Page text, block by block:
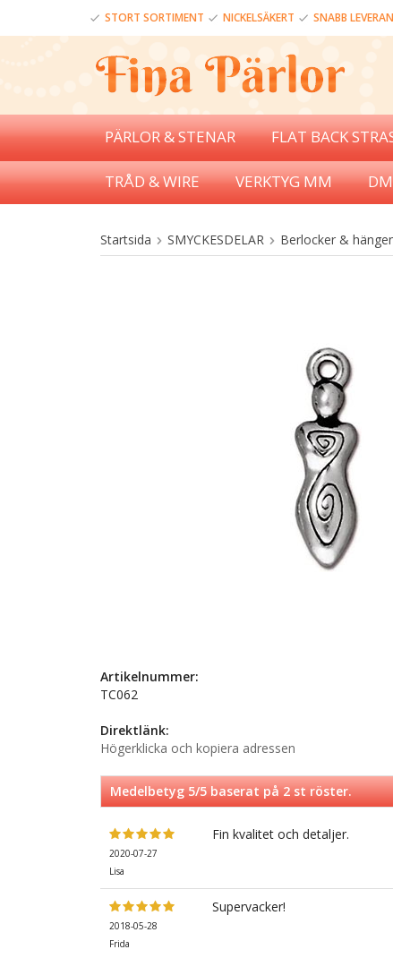
STORT SORTIMENT NICKELSÄKERT SNABB
PÄRLOR & STENAR FLAT BACK
TRÅD & WIRE VERKTYG MM
Startsida SMYCKESDELAR Berlocker &
Artikelnummer:
TC062
Direktlänk:
Högerklicka och kopiera adressen
Medelbetyg5/5 baserat på2st röster.
2020-07-27
Lisa
Fin kvalitet och detaljer.
2018-05-28
Frida
Supervacker!